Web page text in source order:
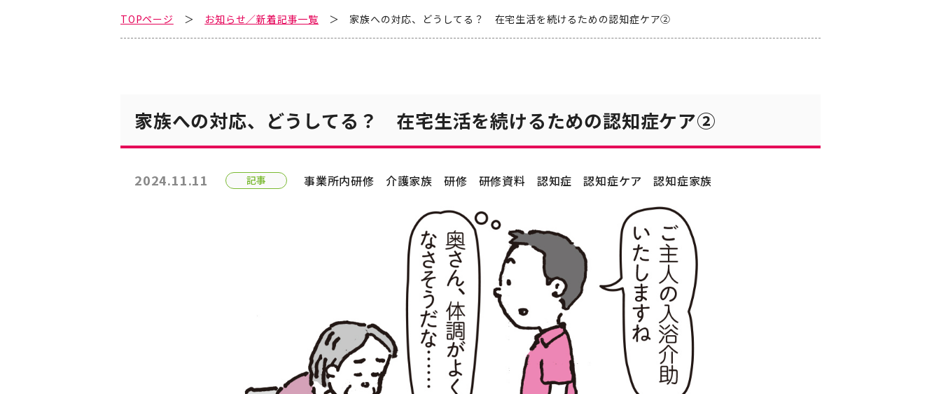
TOPページ お知らせ／新着記事一覧 家族への対応、どうしてる？ 在宅生活を続けるための認知症ケア②
家族への対応、どうしてる？ 在宅生活を続けるための認知症ケア②
2024.11.11 記事 事業所内研修 介護家族 研修 研修資料 認知症 認知症ケア 認知症家族